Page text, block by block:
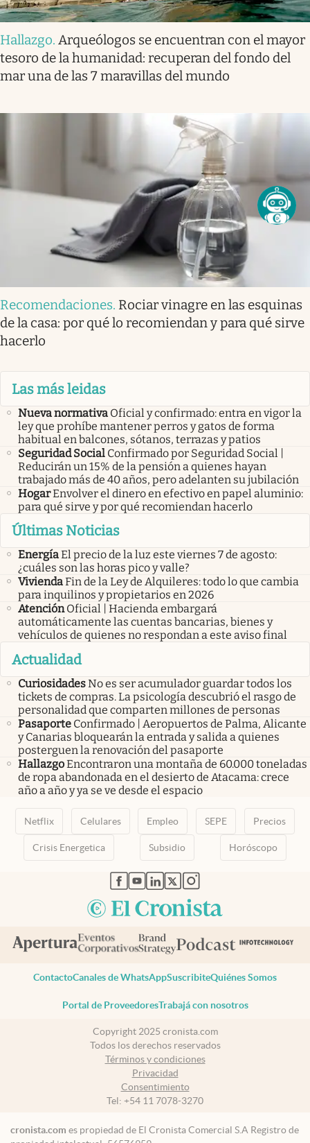
Hallazgo. Arqueólogos se encuentran con el mayor
tesoro de la humanidad: recuperan del fondo del
mar una de las 7 maravillas del mundo
Recomendaciones. Rociar vinagre en las esquinas
de la casa: por qué lo recomiendan y para qué sirve
hacerlo
Las más leidas
Nueva normativa Oficial y confirmado: entra en vigor la
ley que prohíbe mantener perros y gatos de forma
habitual en balcones, sótanos, terrazas y patios
Seguridad Social Confirmado por Seguridad Social |
Reducirán un 15% de la pensión a quienes hayan
trabajado más de 40 años, pero adelanten su jubilación
HogarEnvolver el dinero en efectivo en papel aluminio:
para qué sirve y por qué recomiendan hacerlo
Últimas Noticias
EnergíaEl precio de la luz este viernes 7 de agosto:
¿cuáles son las horas pico y valle?
ViviendaFin de la Ley de Alquileres: todo lo que cambia
para inquilinos y propietarios en 2026
Atención Oficial | Hacienda embargará
automáticamente las cuentas bancarias, bienes y
vehículos de quienes no respondan a este aviso final
Actualidad
CuriosidadesNo es ser acumulador guardar todos los
tickets de compras. La psicología descubrió el rasgo de
personalidad que comparten millones de personas
Pasaporte Confirmado | Aeropuertos de Palma, Alicante
y Canarias bloquearán la entrada y salida a quienes
posterguen la renovación del pasaporte
HallazgoEncontraron una montaña de 60.000 toneladas
de ropa abandonada en el desierto de Atacama: crece
año a año y ya se ve desde el espacio
Netflix Celulares Empleo SEPE Precios
Crisis Energetica Subsidio Horóscopo
abre en nueva pestaña
abre en nueva pestaña
abre en nueva pestaña
abre en nueva pestaña
abre en nueva pestaña
ContactoCanales de WhatsAppSuscribiteQuiénes Somos
Portal de ProveedoresTrabajá con nosotros
Copyright 2025 cronista.com
Todos los derechos reservados
Términos y condiciones
Privacidad
Consentimiento
Tel: +54 11 7078-3270
cronista.com es propiedad de El Cronista Comercial S.A Registro de